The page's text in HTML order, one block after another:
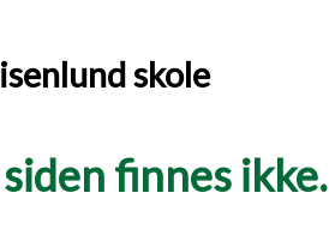
skole
finnes ikke.